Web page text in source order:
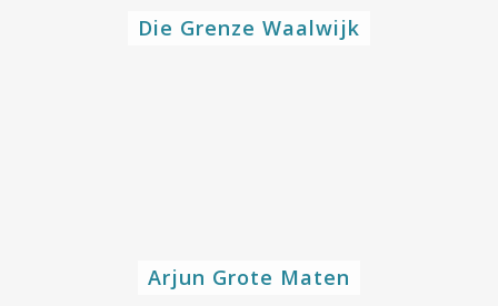
Die Grenze Waalwijk
Arjun Grote Maten